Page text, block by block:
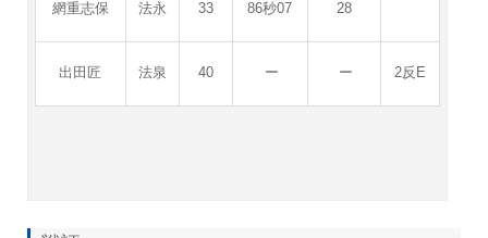
網重志保 法永 33 86秒07 28
出田匠 法泉 40 ー ー 2反E